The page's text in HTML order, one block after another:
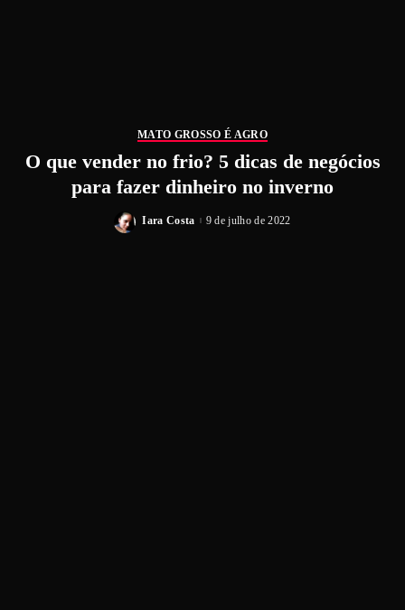
MATO GROSSO É AGRO
O que vender no frio? 5 dicas de negócios
para fazer dinheiro no inverno
Iara Costa 9 de julho de 2022